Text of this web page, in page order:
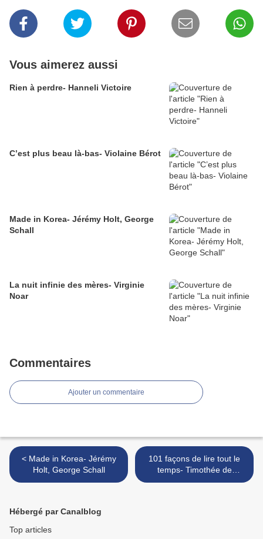
Vous aimerez aussi
Rien à perdre- Hanneli Victoire
C’est plus beau là-bas- Violaine Bérot
Made in Korea- Jérémy Holt, George
Schall
La nuit infinie des mères- Virginie
Noar
Commentaires
Ajouter un commentaire
< Made in Korea- Jérémy
Holt, George Schall
101 façons de lire tout le
temps- Timothée de
Fombelle, Benjamin Chaud
Hébergé par Canalblog
Top articles